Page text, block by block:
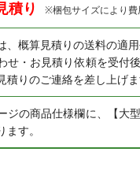
積り ※梱包サイズにより費
、概算見積りの送料の適用
せ・お見積り依頼を受付
積りのご連絡を差し上げま
ジの商品仕様欄に、【大
ます。